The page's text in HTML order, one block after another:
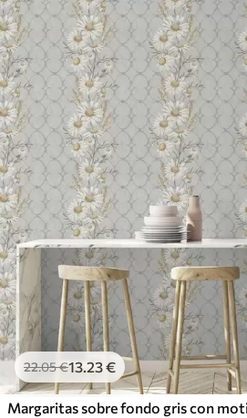
22.05€13.23€